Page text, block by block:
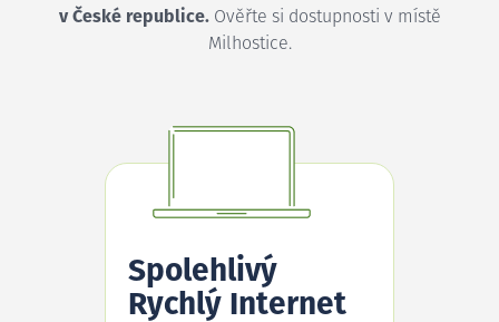
v České republice.Ověřte si dostupnosti v místě
Milhostice.
Spolehlivý
Rychlý Internet